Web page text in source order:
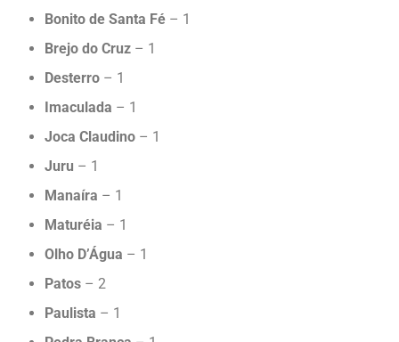
Bonito de Santa Fé – 1
Brejo do Cruz – 1
Desterro – 1
Imaculada – 1
Joca Claudino – 1
Juru – 1
Manaíra – 1
Maturéia – 1
Olho D’Água – 1
Patos – 2
Paulista – 1